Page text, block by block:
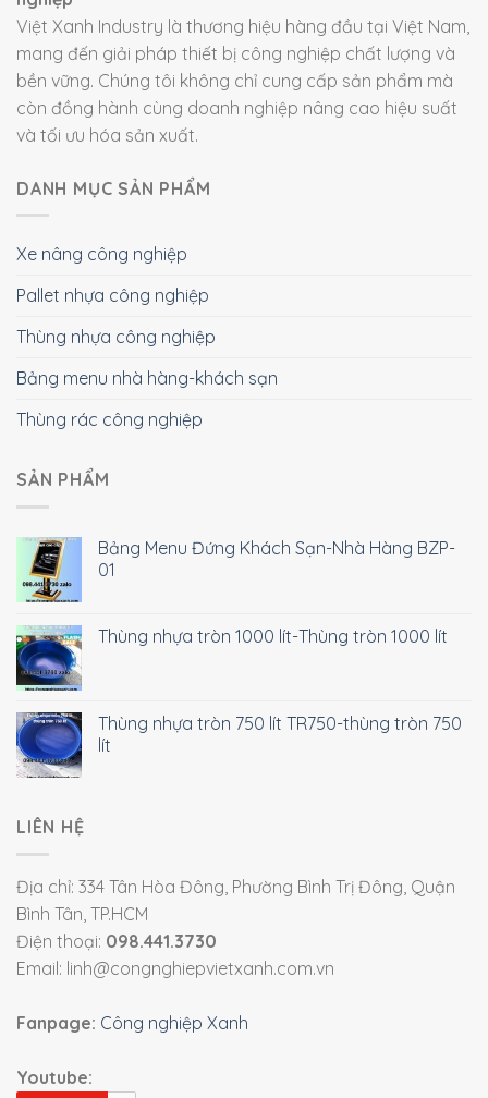
Việt Xanh Industry là thương hiệu hàng đầu tại Việt Nam,
mang đến giải pháp thiết bị công nghiệp chất lượng và
bền vững. Chúng tôi không chỉ cung cấp sản phẩm mà
còn đồng hành cùng doanh nghiệp nâng cao hiệu suất
và tối ưu hóa sản xuất.
DANH MỤC SẢN PHẨM
Xe nâng công nghiệp
Pallet nhựa công nghiệp
Thùng nhựa công nghiệp
Bảng menu nhà hàng-khách sạn
Thùng rác công nghiệp
SẢN PHẨM
Bảng Menu Đứng Khách Sạn-Nhà Hàng BZP-
01
Thùng nhựa tròn 1000 lít-Thùng tròn 1000 lít
Thùng nhựa tròn 750 lít TR750-thùng tròn 750
lít
LIÊN HỆ
Địa chỉ: 334 Tân Hòa Đông, Phường Bình Trị Đông, Quận
Bình Tân, TP.HCM
Điện thoại: 098.441.3730
Email: linh@congnghiepvietxanh.com.vn
Fanpage: Công nghiệp Xanh
Youtube: